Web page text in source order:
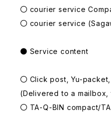
〇 courier service
〇 courier service
● Service content
〇 Click post, Yu-
(Delivered to a
〇 TA-Q-BIN compact/